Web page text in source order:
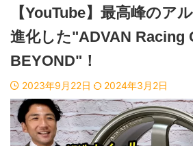
【YouTube】最高峰のア
進化した"ADVAN Racing
BEYOND"！
2023年9月22日 2024年3月2日